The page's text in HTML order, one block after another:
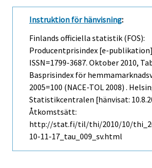
Instruktion för hänvisning:
Finlands officiella statistik (FOS):
Producentprisindex [e-
ISSN=1799-3687. Oktober 2010,
Basprisindex för
2005=100 (NACE-TOL 2008) .
Statistikcentralen [hänvisat:
Åtkomstsätt:
http://stat.fi/til/thi/2010/10/
10-11-17_tau_009_sv.html